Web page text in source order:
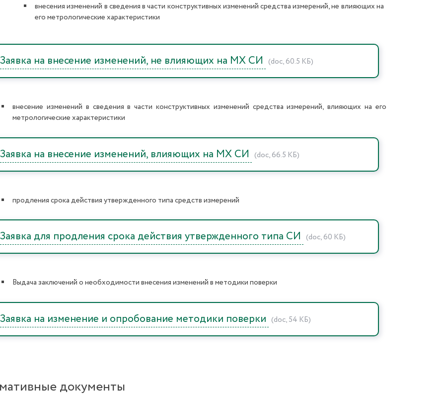
внесения изменений в сведения в части конструктивных изменений средства измерений, не влияющих на
его метрологические характеристики
Заявка на внесение изменений, не влияющих на МХ СИ (doc, 60.5 КБ)
внесение изменений в сведения в части конструктивных изменений средства измерений, влияющих на его
метрологические характеристики
Заявка на внесение изменений, влияющих на МХ СИ (doc, 66.5 КБ)
продления срока действия утвержденного типа средств измерений
Заявка для продления срока действия утвержденного типа СИ (doc, 60 КБ)
Выдача заключений о необходимости внесения изменений в методики поверки
Заявка на изменение и опробование методики поверки (doc, 54 КБ)
документы